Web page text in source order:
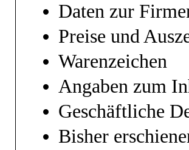
Daten zur
Preise und
Warenzeichen
Angaben zum
Geschäftliche
Bisher